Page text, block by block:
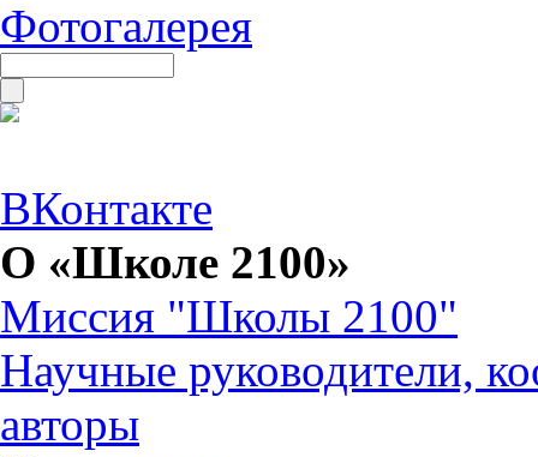
Фотогалерея
ВКонтакте
О «Школе 2100»
Миссия "Школы 2100"
Научные руководители,
авторы